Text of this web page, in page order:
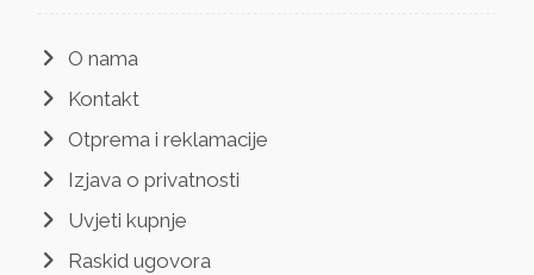
O nama
Kontakt
Otprema i reklamacije
Izjava o privatnosti
Uvjeti kupnje
Raskid ugovora